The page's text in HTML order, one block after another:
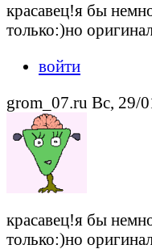
красавец!я бы
только:)но
войти
grom_07.ru Вс, 29/
красавец!я бы
только:)но